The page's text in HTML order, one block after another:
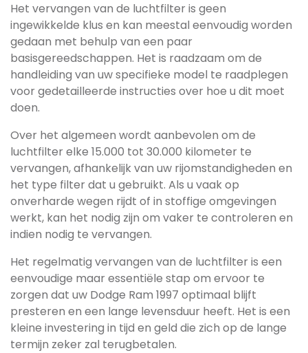
Het vervangen van de luchtfilter is geen
ingewikkelde klus en kan meestal eenvoudig worden
gedaan met behulp van een paar
basisgereedschappen. Het is raadzaam om de
handleiding van uw specifieke model te raadplegen
voor gedetailleerde instructies over hoe u dit moet
doen.
Over het algemeen wordt aanbevolen om de
luchtfilter elke 15.000 tot 30.000 kilometer te
vervangen, afhankelijk van uw rijomstandigheden en
het type filter dat u gebruikt. Als u vaak op
onverharde wegen rijdt of in stoffige omgevingen
werkt, kan het nodig zijn om vaker te controleren en
indien nodig te vervangen.
Het regelmatig vervangen van de luchtfilter is een
eenvoudige maar essentiële stap om ervoor te
zorgen dat uw Dodge Ram 1997 optimaal blijft
presteren en een lange levensduur heeft. Het is een
kleine investering in tijd en geld die zich op de lange
termijn zeker zal terugbetalen.